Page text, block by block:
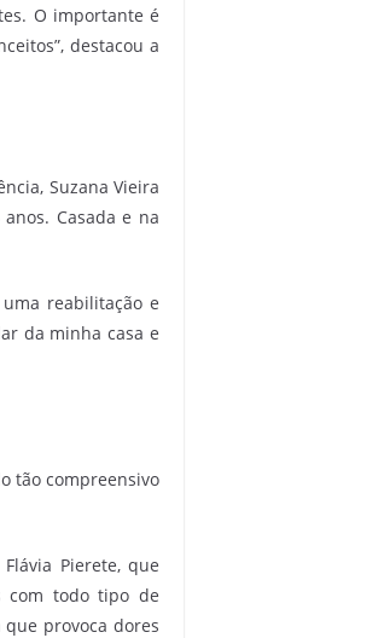
O importante é
destacou a
Suzana Vieira
Casada e na
reabilitação e
da minha casa e
tão compreensivo
Pierete, que
com todo tipo de
provoca dores